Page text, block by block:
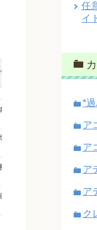
任
イ
*
ア
ア
ア
ア
ク